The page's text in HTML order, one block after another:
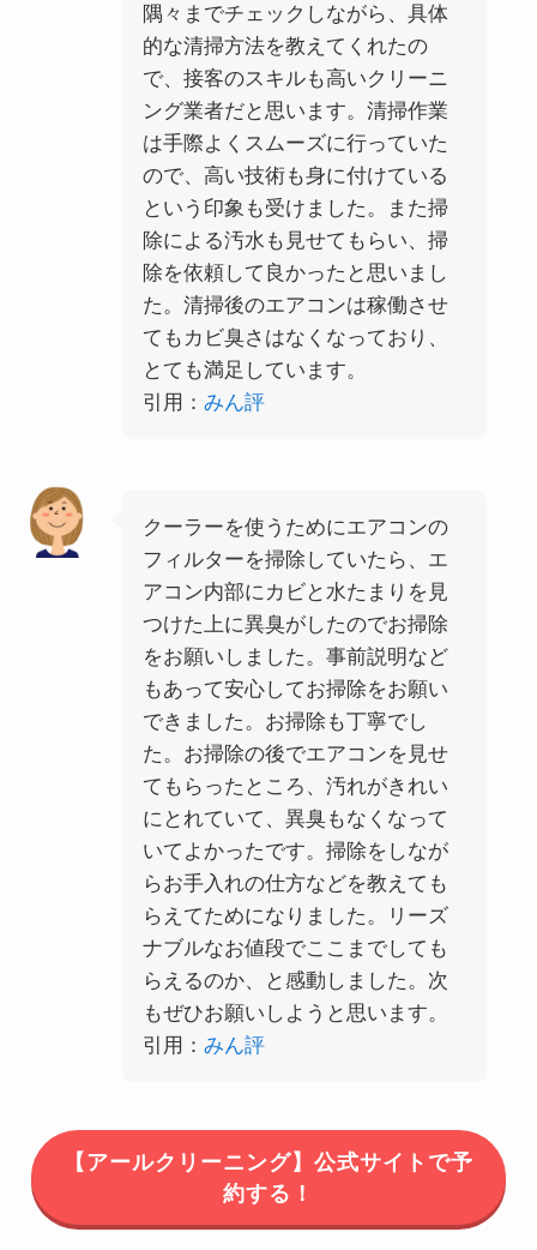
隅々までチェックしながら、具体
的な清掃方法を教えてくれたの
で、接客のスキルも高いクリーニ
ング業者だと思います。清掃作業
は手際よくスムーズに行っていた
ので、高い技術も身に付けている
という印象も受けました。また掃
除による汚水も見せてもらい、掃
除を依頼して良かったと思いまし
た。清掃後のエアコンは稼働させ
てもカビ臭さはなくなっており、
とても満足しています。
引用： みん評
クーラーを使うためにエアコンの
フィルターを掃除していたら、エ
アコン内部にカビと水たまりを見
つけた上に異臭がしたのでお掃除
をお願いしました。事前説明など
もあって安心してお掃除をお願い
できました。お掃除も丁寧でし
た。お掃除の後でエアコンを見せ
てもらったところ、汚れがきれい
にとれていて、異臭もなくなって
いてよかったです。掃除をしなが
らお手入れの仕方などを教えても
らえてためになりました。リーズ
ナブルなお値段でここまでしても
らえるのか、と感動しました。次
もぜひお願いしようと思います。
引用： みん評
【アールクリーニング】公式サイトで予
約する！